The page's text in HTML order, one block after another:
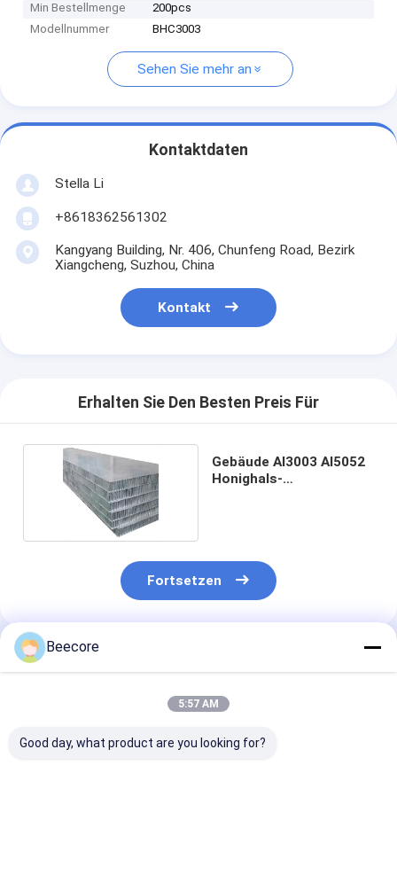
Min Bestellmenge
200pcs
Modellnummer
BHC3003
Sehen Sie mehr an
Kontaktdaten
Stella Li
+8618362561302
Kangyang Building, Nr. 406, Chunfeng Road, Bezirk
Xiangcheng, Suzhou, China
Kontakt
Erhalten Sie Den Besten Preis Für
Gebäude Al3003 Al5052
Honighals-
Fortsetzen
Empfohlene Produkte
Beecore
5:57 AM
Good day, what product are you looking for?